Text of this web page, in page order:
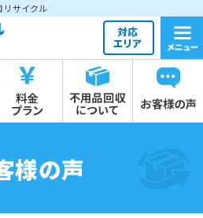
リサイクル
様の声